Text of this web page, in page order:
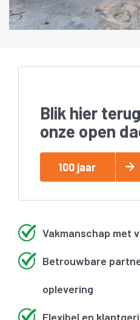
Blik hier
onze open
100 jaar
Vakmanschap met
Betrouwbare
oplevering
Flexibel en